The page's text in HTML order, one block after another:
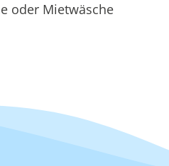
oder Mietwäsche